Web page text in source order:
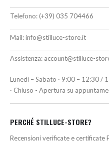
Telefono: (+39) 035 704466
Mail:info@stilluce-store.it
Assistenza: account@stilluce-
Lunedì – Sabato · 9:00 – 12:30 /
· Chiuso - Apertura su
PERCHÉ STILLUCE-STORE?
Recensioni verificate e certificate